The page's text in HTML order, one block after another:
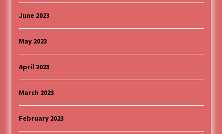
June 2023
May 2023
April 2023
March 2023
February 2023